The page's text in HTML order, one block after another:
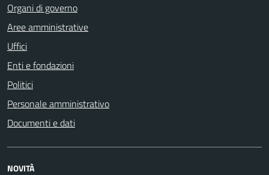
Organi di governo
Aree amministrative
Uffici
Enti e fondazioni
Politici
Personale amministrativo
Documenti e dati
NOVITÀ